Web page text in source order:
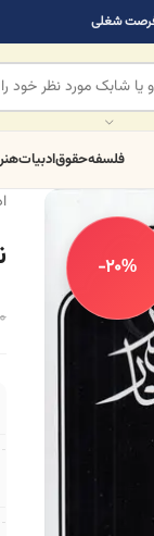
شغلی
فلسفهحقوقادبیات
-20%